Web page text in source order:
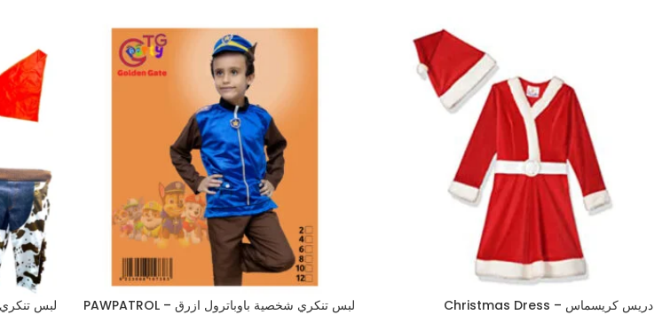
دريس كريسماس – Christmas Dress
لبس تنكري شخصية باوباترول ازرق – PAWPATROL